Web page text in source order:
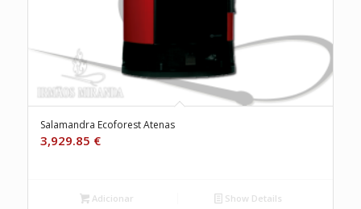
Salamandra Ecoforest Atenas
3,929.85 €
Adicionar Show Details